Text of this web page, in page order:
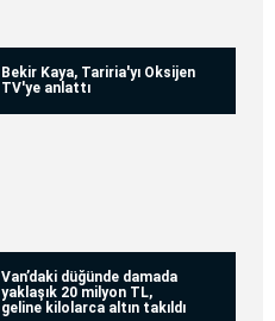
Bekir Kaya, Tariria'yı Oksijen
TV'ye anlattı
Van’daki düğünde damada
yaklaşık 20 milyon TL,
geline kilolarca altın takıldı